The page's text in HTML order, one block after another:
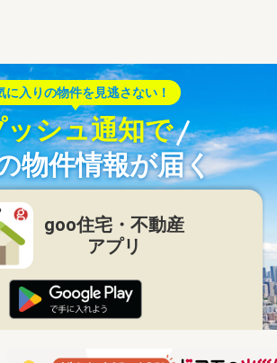
に入りの物件を見逃さない！
ッシュ通知で
物件情報が届く
goo住宅・不動産
アプリ